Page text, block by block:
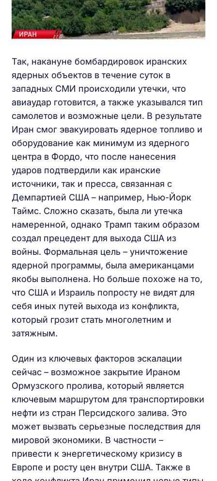
Так, накануне бомбардировок иранских
ядерных объектов в течение суток в
западных СМИ происходили утечки, что
авиаудар готовится, а также указывался тип
самолетов и возможные цели. В результате
Иран смог эвакуировать ядерное топливо и
оборудование как минимум из ядерного
центра в Фордо, что после нанесения
ударов подтвердили как иранские
источники, так и пресса, связанная с
Демпартией США – например, Нью-Йорк
Таймс. Сложно сказать, была ли утечка
намеренной, однако Трамп таким образом
создал прецедент для выхода США из
войны. Формальная цель – уничтожение
ядерной программы, была американцами
якобы выполнена. Но больше похоже на то,
что США и Израиль попросту не видят для
себя иных путей выхода из конфликта,
который грозит стать многолетним и
затяжным.
Один из ключевых факторов эскалации
сейчас – возможное закрытие Ираном
Ормузского пролива, который является
ключевым маршрутом для транспортировки
нефти из стран Персидского залива. Это
может вызвать серьезные последствия для
мировой экономики. В частности –
привести к энергетическому кризису в
Европе и росту цен внутри США. Также в